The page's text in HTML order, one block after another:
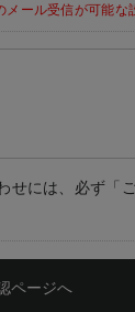
ール受信が可能な
せには、必ず「
ページへ